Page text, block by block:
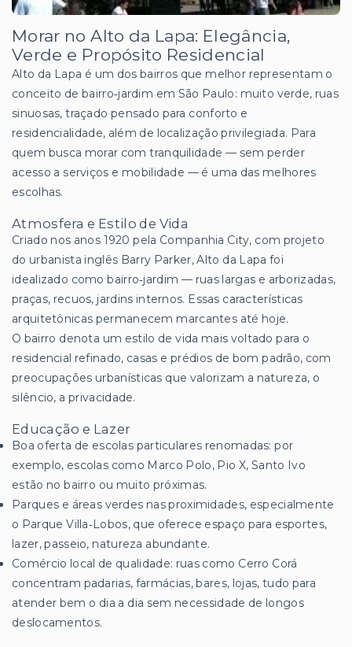
Morar no Alto da Lapa: Elegância,
Verde e Propósito Residencial
Alto da Lapa é um dos bairros que melhor representam o
conceito de bairro‑jardim em São Paulo: muito verde, ruas
sinuosas, traçado pensado para conforto e
residencialidade, além de localização privilegiada. Para
quem busca morar com tranquilidade — sem perder
acesso a serviços e mobilidade — é uma das melhores
escolhas.
Atmosfera e Estilo de Vida
Criado nos anos 1920 pela Companhia City, com projeto
do urbanista inglês Barry Parker, Alto da Lapa foi
idealizado como bairro‑jardim — ruas largas e arborizadas,
praças, recuos, jardins internos. Essas características
arquitetônicas permanecem marcantes até hoje.
O bairro denota um estilo de vida mais voltado para o
residencial refinado, casas e prédios de bom padrão, com
preocupações urbanísticas que valorizam a natureza, o
silêncio, a privacidade.
Educação e Lazer
Boa oferta de escolas particulares renomadas: por
exemplo, escolas como Marco Polo, Pio X, Santo Ivo
estão no bairro ou muito próximas.
Parques e áreas verdes nas proximidades, especialmente
o Parque Villa‑Lobos, que oferece espaço para esportes,
lazer, passeio, natureza abundante.
Comércio local de qualidade: ruas como Cerro Corá
concentram padarias, farmácias, bares, lojas, tudo para
atender bem o dia a dia sem necessidade de longos
deslocamentos.